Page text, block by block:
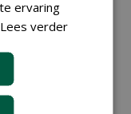
ervaring
Lees verder